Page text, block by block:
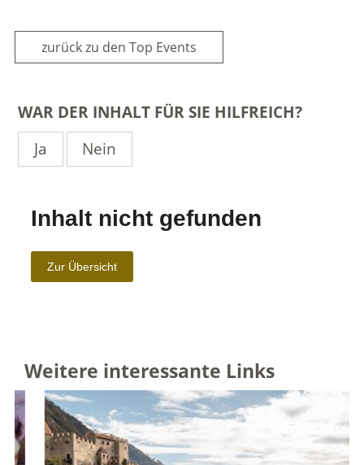
zurück zu den Top Events
WAR DER INHALT FÜR SIE HILFREICH?
Ja
Nein
Weitere interessante Links